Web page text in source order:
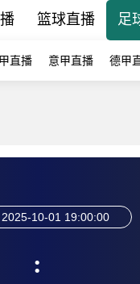
篮球直播 足
直播 意甲直播 德甲
2025-10-01 19:00:00
: